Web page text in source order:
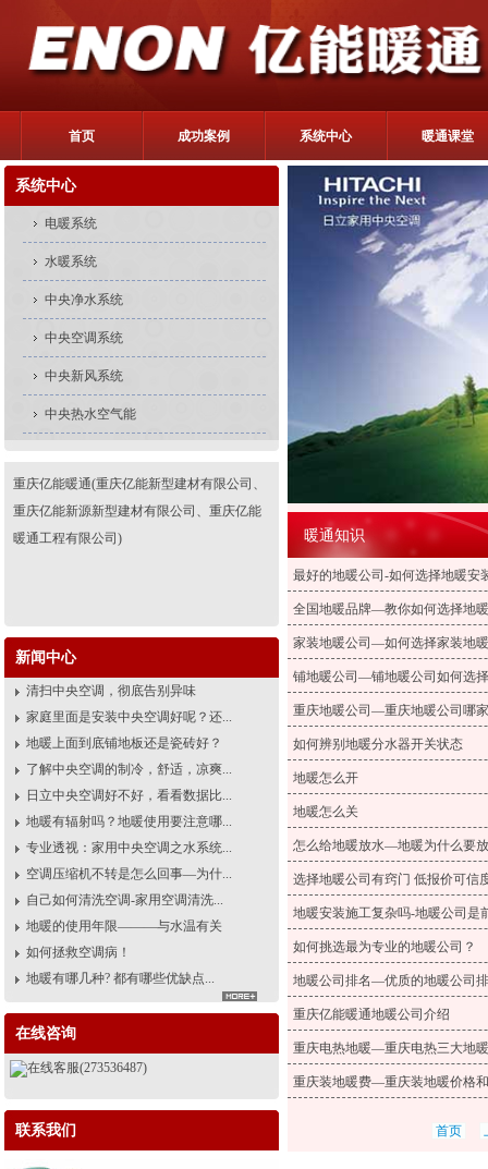
首页 成功案例 系统中心 暖通课堂
系统中心
电暖系统
水暖系统
中央净水系统
中央空调系统
中央新风系统
中央热水空气能
重庆亿能暖通(重庆亿能新型建材有限公司、
重庆亿能新源新型建材有限公司、重庆亿能
暖通工程有限公司)
新闻中心
清扫中央空调，彻底告别异味
家庭里面是安装中央空调好呢？还...
地暖上面到底铺地板还是瓷砖好？
了解中央空调的制冷，舒适，凉爽...
日立中央空调好不好，看看数据比...
地暖有辐射吗？地暖使用要注意哪...
专业透视：家用中央空调之水系统...
空调压缩机不转是怎么回事—为什...
自己如何清洗空调-家用空调清洗...
地暖的使用年限———与水温有关
如何拯救空调病！
地暖有哪几种? 都有哪些优缺点...
在线咨询
在线客服(273536487)
联系我们
暖通知识
最好的地暖公司-如何选择地暖安
全国地暖品牌—教你如何选择地
家装地暖公司—如何选择家装地
铺地暖公司—铺地暖公司如何选择
重庆地暖公司—重庆地暖公司哪
如何辨别地暖分水器开关状态
地暖怎么开
地暖怎么关
怎么给地暖放水—地暖为什么要
选择地暖公司有窍门 低报价可信
地暖安装施工复杂吗-地暖公司是
如何挑选最为专业的地暖公司？
地暖公司排名—优质的地暖公司
重庆亿能暖通地暖公司介绍
重庆电热地暖—重庆电热三大地
重庆装地暖费—重庆装地暖价格
首页